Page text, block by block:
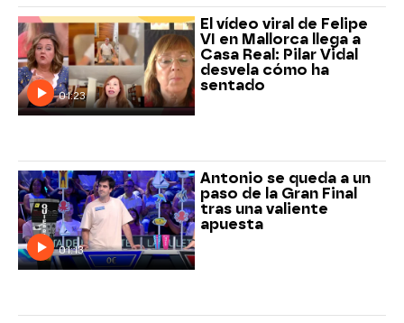
01:23
El vídeo viral de Felipe
VI en Mallorca llega a
Casa Real: Pilar Vidal
desvela cómo ha
sentado
01:13
Antonio se queda a un
paso de la Gran Final
tras una valiente
apuesta